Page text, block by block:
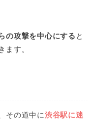
の攻撃を中心にする と
ます。
その道中に渋谷駅に迷